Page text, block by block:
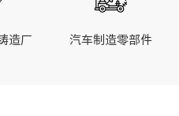
造厂 汽车制造零部件